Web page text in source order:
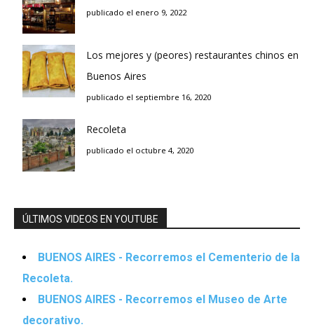
publicado el enero 9, 2022
Los mejores y (peores) restaurantes chinos en
Buenos Aires
publicado el septiembre 16, 2020
Recoleta
publicado el octubre 4, 2020
ÚLTIMOS VIDEOS EN YOUTUBE
BUENOS AIRES - Recorremos el Cementerio de la
Recoleta.
BUENOS AIRES - Recorremos el Museo de Arte
decorativo.